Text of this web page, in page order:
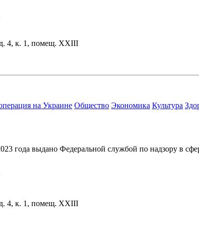
д. 4, к. 1, помещ. XXIII
на Украине Общество Экономика Культура
года выдано Федеральной службой по надзору в
д. 4, к. 1, помещ. XXIII